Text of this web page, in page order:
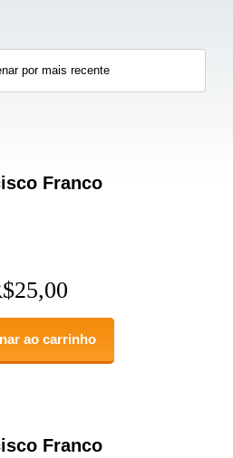
Franco
25,00
ao carrinho
Franco